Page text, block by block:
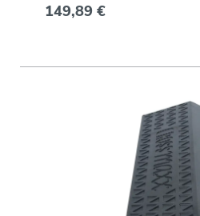
149,89 €